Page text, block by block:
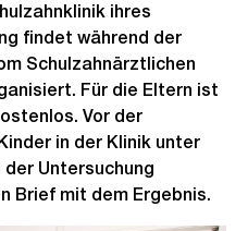
ihres
findet während der
Schulzahnärztlichen
Für die Eltern ist
Vor der
in der Klinik unter
Untersuchung
Brief mit dem Ergebnis.